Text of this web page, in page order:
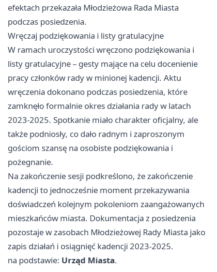
efektach przekazała Młodzieżowa Rada Miasta
podczas posiedzenia.
Wręczaj podziękowania i listy gratulacyjne
W ramach uroczystości wręczono podziękowania i
listy gratulacyjne – gesty mające na celu docenienie
pracy członków rady w minionej kadencji. Aktu
wręczenia dokonano podczas posiedzenia, które
zamknęło formalnie okres działania rady w latach
2023-2025. Spotkanie miało charakter oficjalny, ale
także podniosły, co dało radnym i zaproszonym
gościom szansę na osobiste podziękowania i
pożegnanie.
Na zakończenie sesji podkreślono, że zakończenie
kadencji to jednocześnie moment przekazywania
doświadczeń kolejnym pokoleniom zaangażowanych
mieszkańców miasta. Dokumentacja z posiedzenia
pozostaje w zasobach Młodzieżowej Rady Miasta jako
zapis działań i osiągnięć kadencji 2023-2025.
na podstawie: Urząd Miasta.